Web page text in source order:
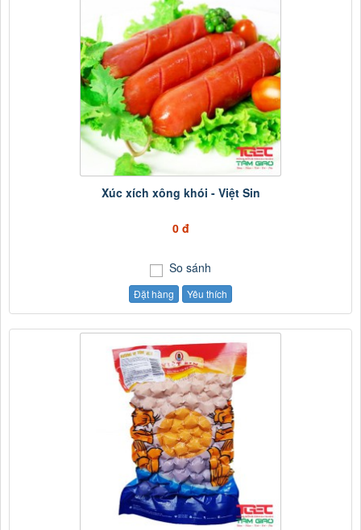
Xúc xích xông khói - Việt Sin
0 đ
So sánh
Đặt hàng Yêu thích